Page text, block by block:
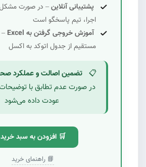
پشتیبانی آنلاین– در صورت
اجرا، تیم پاسخگو است
آموزش خروجی گرفتن به Excel
مستقیم از جدول اتوکد به اکسل
📋 تضمین اصالت و عملکرد
در صورت عدم تطابق با
عودت داده می‌شود
🛒 افزودن به سبد خرید
📘 راهنمای خرید